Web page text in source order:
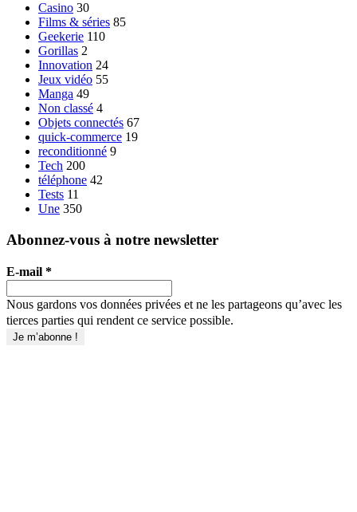
Casino 30
Films & séries 85
Geekerie 110
Gorillas 2
Innovation 24
Jeux vidéo 55
Manga 49
Non classé 4
Objets connectés 67
quick-commerce 19
reconditionné 9
Tech 200
téléphone 42
Tests 11
Une 350
Abonnez-vous à notre newsletter
E-mail *
Nous gardons vos données privées et ne les partageons qu’avec les
tierces parties qui rendent ce service possible.